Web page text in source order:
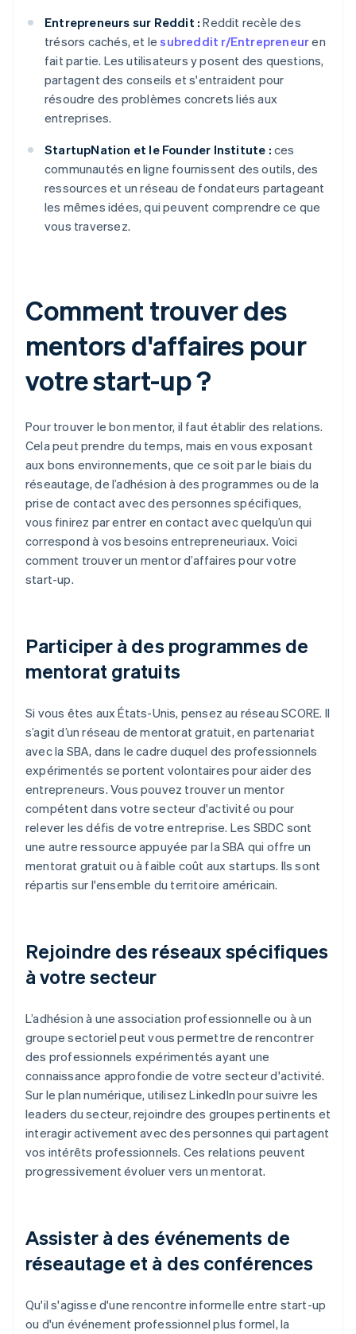
Entrepreneurs sur Reddit : Reddit recèle des
trésors cachés, et lesubreddit r/Entrepreneuren
fait partie. Les utilisateurs y posent des questions,
partagent des conseils et s'entraident pour
résoudre des problèmes concrets liés aux
entreprises.
StartupNation et le Founder Institute : ces
communautés en ligne fournissent des outils, des
ressources et un réseau de fondateurs partageant
les mêmes idées, qui peuvent comprendre ce que
vous traversez.
Comment trouver des
mentors d'affaires pour
votre start-up ?
Pour trouver le bon mentor, il faut établir des relations.
Cela peut prendre du temps, mais en vous exposant
aux bons environnements, que ce soit par le biais du
réseautage, de l’adhésion à des programmes ou de la
prise de contact avec des personnes spécifiques,
vous finirez par entrer en contact avec quelqu’un qui
correspond à vos besoins entrepreneuriaux. Voici
comment trouver un mentor d’affaires pour votre
start-up.
Participer à des programmes de
mentorat gratuits
Si vous êtes aux États-Unis, pensez au réseau SCORE. Il
s’agit d’un réseau de mentorat gratuit, en partenariat
avec la SBA, dans le cadre duquel des professionnels
expérimentés se portent volontaires pour aider des
entrepreneurs. Vous pouvez trouver un mentor
compétent dans votre secteur d'activité ou pour
relever les défis de votre entreprise. Les SBDC sont
une autre ressource appuyée par la SBA qui offre un
mentorat gratuit ou à faible coût aux startups. Ils sont
répartis sur l'ensemble du territoire américain.
Rejoindre des réseaux spécifiques
à votre secteur
L’adhésion à une association professionnelle ou à un
groupe sectoriel peut vous permettre de rencontrer
des professionnels expérimentés ayant une
connaissance approfondie de votre secteur d'activité.
Sur le plan numérique, utilisez LinkedIn pour suivre les
leaders du secteur, rejoindre des groupes pertinents et
interagir activement avec des personnes qui partagent
vos intérêts professionnels. Ces relations peuvent
progressivement évoluer vers un mentorat.
Assister à des événements de
réseautage et à des conférences
Qu'il s'agisse d'une rencontre informelle entre start-up
ou d'un événement professionnel plus formel, la